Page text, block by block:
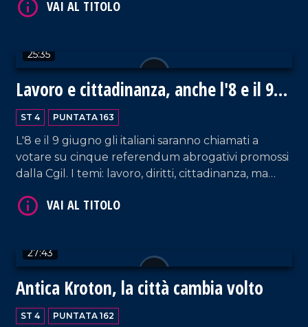
mentre Luca Manica, del Sindacato Balneari,
25:35
Lavoro e cittadinanza, anche l'8 e il 9
Giugno si vota
ST 4 PUNTATA 163
L'8 e il 9 giugno gli italiani saranno chiamati a
votare su cinque referendum abrogativi promossi
dalla Cgil. I temi: lavoro, diritti, cittadinanza, ma
segretario regionale della Cgil Calabria, Gianfranco
27:43
Antica Kroton, la città cambia volto
ST 4 PUNTATA 162
VAI AL TITOLO